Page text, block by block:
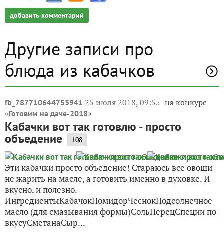
добавить комментарий
Другие записи про
блюда из кабачков
fb_787710644753941 25 июля 2018, 09:55 на конкурс
«Готовим на даче-2018»
Кабачки вот так готовлю - просто
объедение 108
Эти кабачки просто объедение! Стараюсь все овощи
не жарить на масле, а готовить именно в духовке. И
вкусно, и полезно.
ИнгредиентыКабачокПомидорЧеснокПодсолнечное
масло (для смазывания формы)СольПерецСпеции по
вкусуСметанаСыр...